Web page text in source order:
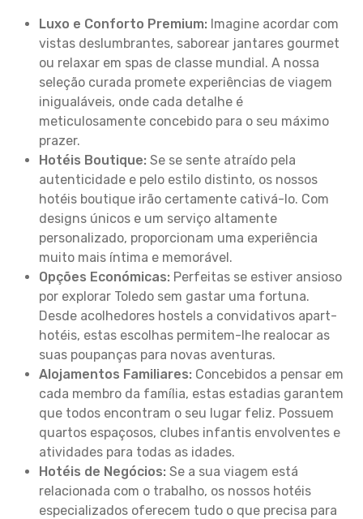
Luxo e Conforto Premium: Imagine acordar com
vistas deslumbrantes, saborear jantares gourmet
ou relaxar em spas de classe mundial. A nossa
seleção curada promete experiências de viagem
inigualáveis, onde cada detalhe é
meticulosamente concebido para o seu máximo
prazer.
Hotéis Boutique: Se se sente atraído pela
autenticidade e pelo estilo distinto, os nossos
hotéis boutique irão certamente cativá-lo. Com
designs únicos e um serviço altamente
personalizado, proporcionam uma experiência
muito mais íntima e memorável.
Opções Económicas: Perfeitas se estiver ansioso
por explorar Toledo sem gastar uma fortuna.
Desde acolhedores hostels a convidativos apart-
hotéis, estas escolhas permitem-lhe realocar as
suas poupanças para novas aventuras.
Alojamentos Familiares: Concebidos a pensar em
cada membro da família, estas estadias garantem
que todos encontram o seu lugar feliz. Possuem
quartos espaçosos, clubes infantis envolventes e
atividades para todas as idades.
Hotéis de Negócios: Se a sua viagem está
relacionada com o trabalho, os nossos hotéis
especializados oferecem tudo o que precisa para